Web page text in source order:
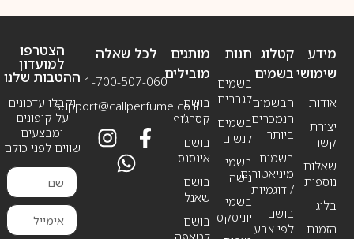
מידע
שימושי
אודות
יצירת
קשר
שאלות
נוספות
בלוג
הזמנת
חנות
בשמים
לגברים
בשמים
לנשים
בשמי
נישה
בשמי
יוניסקס
קטלוג
בשמים
הבשמים
הנמכרים
ביותר
בשמים
מיניאטורים
/ דוגמיות
בושם
לפי צבע
מותגים
מובילים
בושם
קסרג’וף
בושם
אינסנס
בושם
שאנל
בושם
לכל שאלה
1-700-507-060
support@callperfume.co.il
הצטרפו
למועדון
ההטבות שלנו
וקבלו עדכונים
על קופונים
ומבצעים
שווים לפני כולם